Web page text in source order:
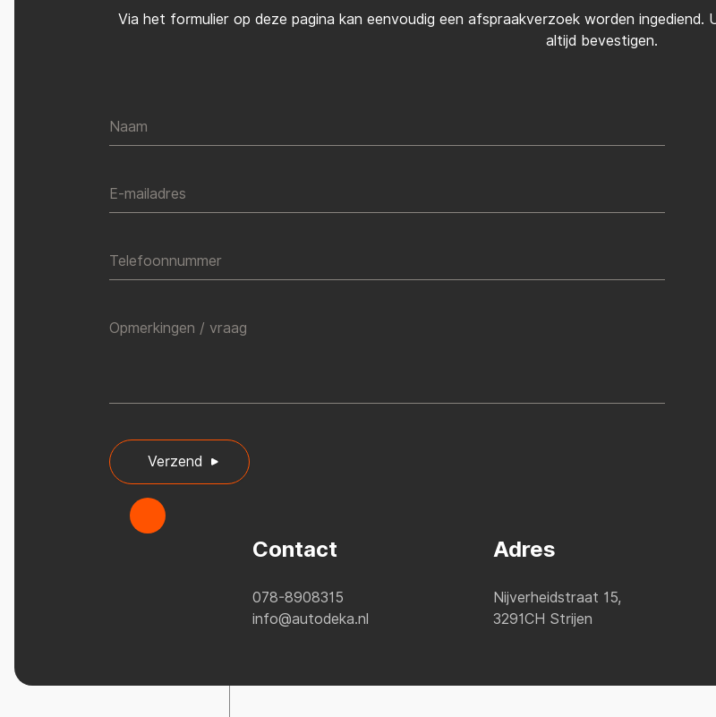
Via het formulier op deze pagina kan eenvoudig een afspraakverzoek worden
altijd bevestigen.
Naam
E-mailadres
Telefoonnummer
Opmerkingen / vraag
Verzend
Contact
078-8908315
info@autodeka.nl
Adres
Nijverheidstraat 15,
3291CH Strijen